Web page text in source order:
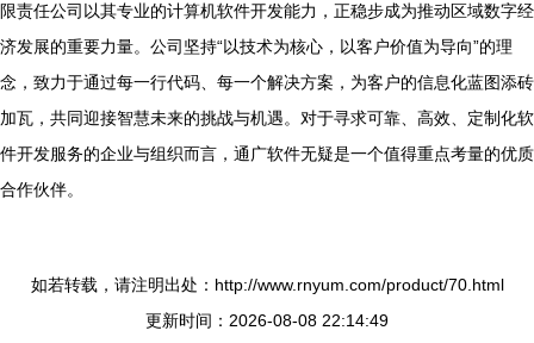
限责任公司以其专业的计算机软件开发能力，正稳步成为推动区域数字经
济发展的重要力量。公司坚持“以技术为核心，以客户价值为导向”的理
念，致力于通过每一行代码、每一个解决方案，为客户的信息化蓝图添砖
加瓦，共同迎接智慧未来的挑战与机遇。对于寻求可靠、高效、定制化软
件开发服务的企业与组织而言，通广软件无疑是一个值得重点考量的优质
合作伙伴。
如若转载，请注明出处：http://www.rnyum.com/product/70.html
更新时间：2026-08-08 22:14:49